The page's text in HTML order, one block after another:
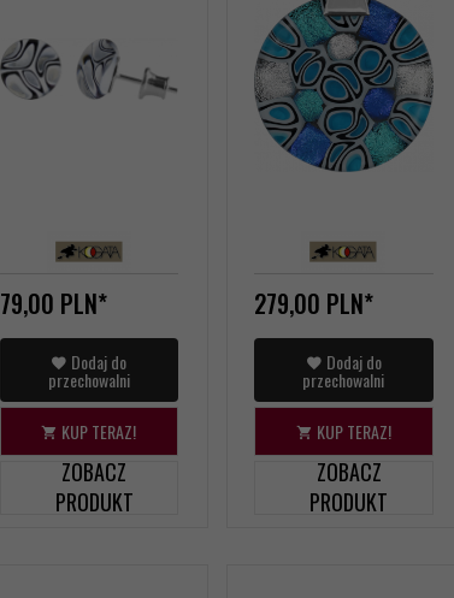
79,00 PLN*
Dodaj do
przechowalni
KUP TERAZ!
ZOBACZ
PRODUKT
279,00 PLN*
Dodaj do
przechowalni
KUP TERAZ!
ZOBACZ
PRODUKT